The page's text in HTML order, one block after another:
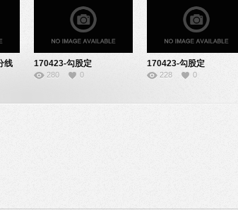
线
170423-勾股定
理-22140621
280 0
170423-勾股定
理-91141621
228 0